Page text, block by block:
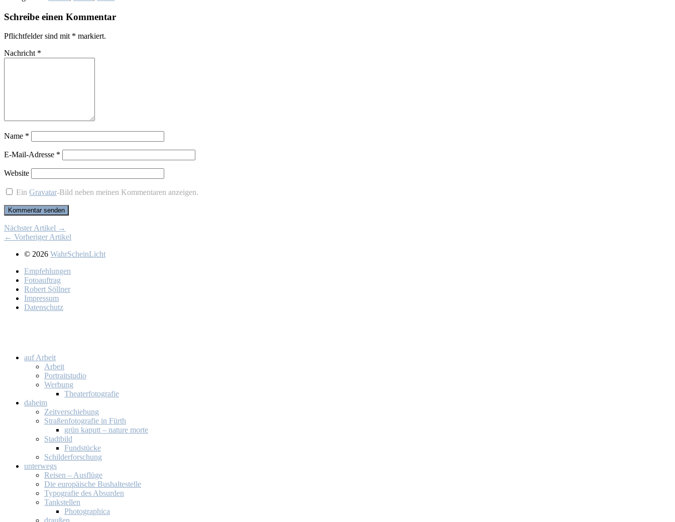
Schreibe einen Kommentar
Pflichtfelder sind mit * markiert.
Nachricht *
Name *
E-Mail-Adresse *
Website
EinGravatar-Bild neben meinen Kommentaren anzeigen.
Nächster Artikel →
← Vorheriger Artikel
© 2026 WahrScheinLicht
Emp­feh­lun­gen
Fo­to­auf­trag
Ro­bert Söll­ner
Im­pres­sum
Da­ten­schutz
auf Ar­beit
Ar­beit
Por­trait­stu­dio
Wer­bung
Thea­ter­fo­to­gra­fie
da­heim
Zeit­ver­schie­bung
Stra­ßen­fo­to­gra­fie in Fürth
grün ka­putt – na­tu­re mor­te
Stadt­bild
Fund­stü­cke
Schil­der­for­schung
un­ter­wegs
Rei­sen – Aus­flü­ge
Die eu­ro­päi­sche Bus­hal­te­stel­le
Ty­po­gra­fie des Ab­sur­den
Tank­stel­len
Pho­to­gra­phi­ca